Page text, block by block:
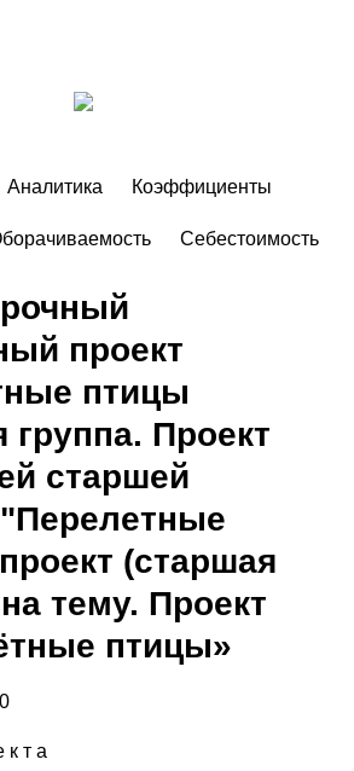
Аналитика Коэффициенты
Себестоимость
проект
птицы
группа. Проект
старшей
(старшая
тему. Проект
птицы»
к т а